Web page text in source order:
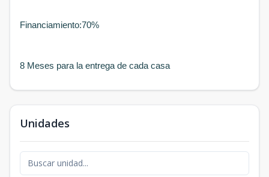
Financiamiento:70%
8 Meses para la entrega de cada casa
Unidades